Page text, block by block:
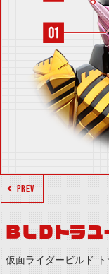
PREV
BLDトラユ
仮面ライダービルド ト